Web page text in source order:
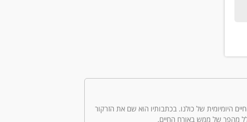
החיים היומיומית של כולנו. בכתבותיו הוא שם את הזרקור
מהפך של ממש באורח החיים.